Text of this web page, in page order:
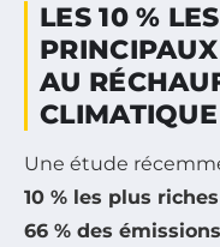
LES 10 %
AU
Une étude
10 % les plus riches
66 % des